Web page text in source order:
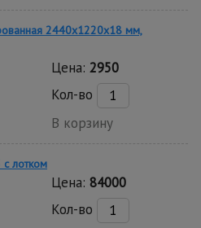
2440х1220х18 мм,
Цена: 2950
Кол-во
В корзину
лотком
Цена: 84000
Кол-во